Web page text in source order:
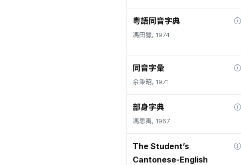
粵語同音字典
馮田獵, 1974
同音字彙
余秉昭, 1971
部身字典
馮思禹, 1967
The Student’s
Cantonese-English